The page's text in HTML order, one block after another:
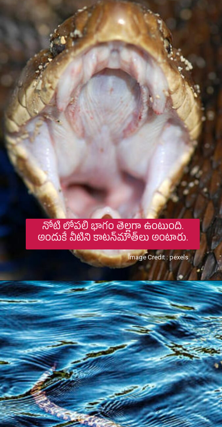
Image Credit : pexels
నోటి లోపలి భాగం తెల్లగా ఉంటుంది.
అందుకే వీటిని కాటన్‌మౌత్‌లు అంటారు.